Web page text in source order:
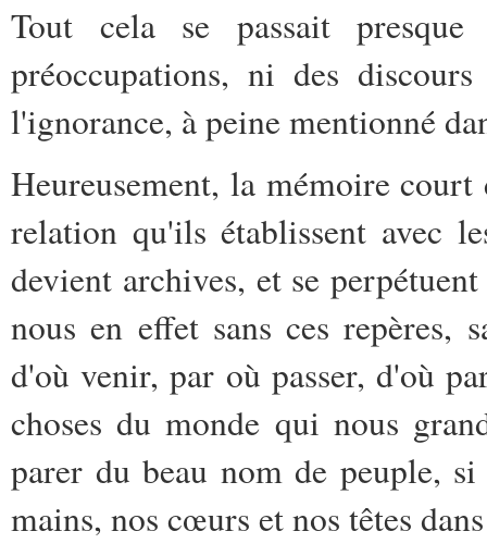
Tout cela se passait
préoccupations, ni des
l'ignorance, à peine mentionné
Heureusement, la mémoire
relation qu'ils établissent avec
devient archives, et se
nous en effet sans ces repères,
d'où venir, par où passer, d'où
choses du monde qui nous
parer du beau nom de peuple,
mains, nos cœurs et nos têtes